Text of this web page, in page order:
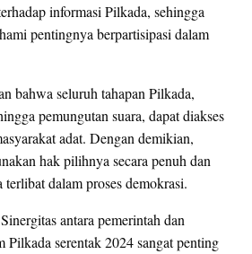
informasi Pilkada, sehingga
pentingnya berpartisipasi dalam
bahwa seluruh tahapan Pilkada,
pemungutan suara, dapat diakses
adat. Dengan demikian,
hak pilihnya secara penuh dan
terlibat dalam proses demokrasi.
antara pemerintah dan
Pilkada serentak 2024 sangat penting